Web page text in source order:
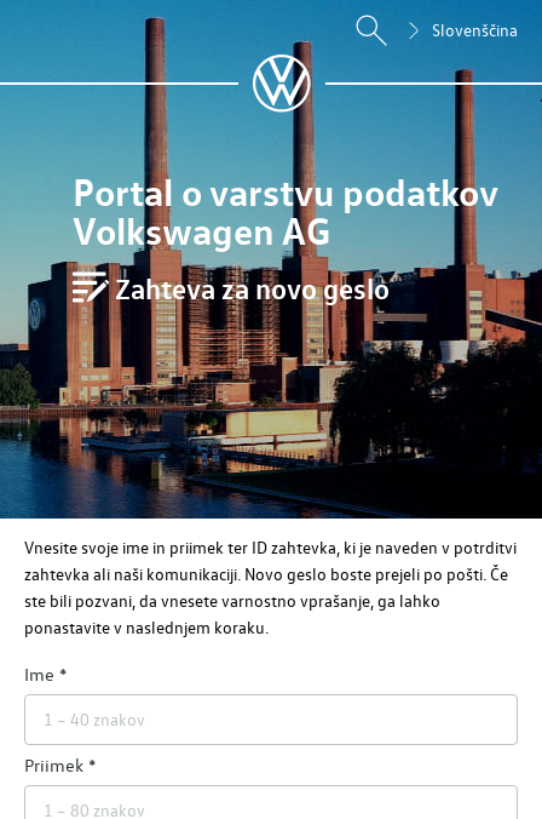
Slovenščina
Portal o varstvu podatkov
Volkswagen AG
Zahteva za novo geslo
Vnesite svoje ime in priimek ter ID zahtevka, ki je naveden v potrditvi
zahtevka ali naši komunikaciji. Novo geslo boste prejeli po pošti. Če
ste bili pozvani, da vnesete varnostno vprašanje, ga lahko
ponastavite v naslednjem koraku.
Ime
Priimek